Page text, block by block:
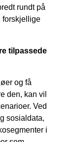
rundt på
forskjellige
tilpassede
og få
den, kan vil
Ved
sosialdata,
i